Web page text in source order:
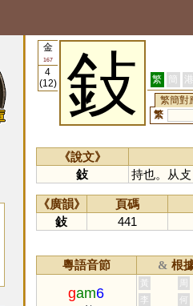
金
167
4
(12)
鈙 繁 簡 港
繁簡對
繁
《說文》
鈙
持也。从攴
《廣韻》 頁碼
鈙
441
粵語音節 & 根
gam6
黃 周
李
何